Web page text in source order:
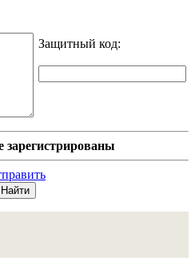
Защитный код:
зарегистрированы
Найти